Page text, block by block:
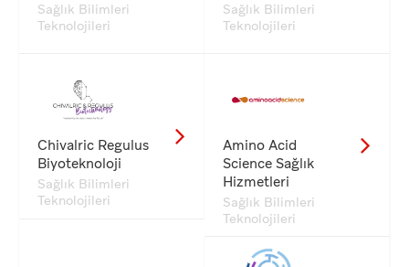
Sağlık Bilimleri
Teknolojileri
Sağlık Bilimleri
Teknolojileri
Chivalric Regulus
Biyoteknoloji
Sağlık Bilimleri
Teknolojileri
Amino Acid
Science Sağlık
Hizmetleri
Sağlık Bilimleri
Teknolojileri